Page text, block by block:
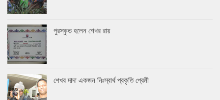
পুরস্কৃত হলেন শেখর রায়
শেখর দাদা একজন নিঃস্বার্থ প্রকৃতি প্রেমী